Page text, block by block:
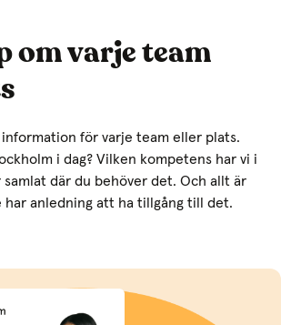
om varje team
för varje team eller plats.
i dag? Vilken kompetens har vi i
samlat där du behöver det. Och allt är
anledning att ha tillgång till det.